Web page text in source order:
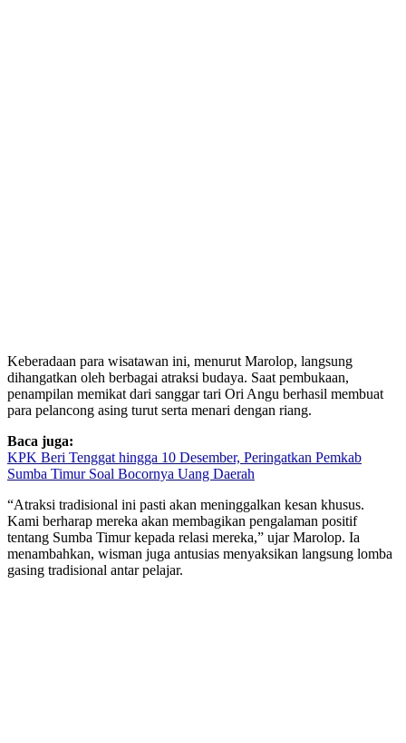
Keberadaan para wisatawan ini, menurut Marolop, langsung
dihangatkan oleh berbagai atraksi budaya. Saat pembukaan,
penampilan memikat dari sanggar tari Ori Angu berhasil membuat
para pelancong asing turut serta menari dengan riang.
Baca juga:
KPK Beri Tenggat hingga 10 Desember, Peringatkan Pemkab
Sumba Timur Soal Bocornya Uang Daerah
“Atraksi tradisional ini pasti akan meninggalkan kesan khusus.
Kami berharap mereka akan membagikan pengalaman positif
tentang Sumba Timur kepada relasi mereka,” ujar Marolop. Ia
menambahkan, wisman juga antusias menyaksikan langsung lomba
gasing tradisional antar pelajar.